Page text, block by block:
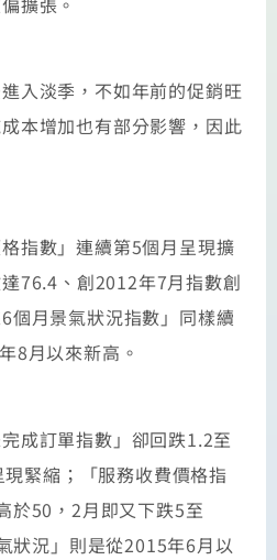
淡季，不如年前的促銷旺
本增加也有部分影響，因此
數」連續第5個月呈現擴
76.4、創2012年7月指數創
個月景氣狀況指數」同樣續
8月以來新高。
訂單指數」卻回跌1.2至
緊縮；「服務收費價格指
於50，2月即又下跌5至
狀況」則是從2015年6月以